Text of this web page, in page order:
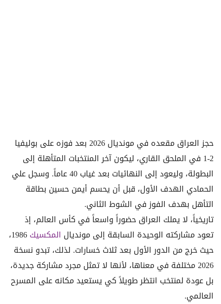
حجز العراق مقعده في مونديال 2026 بعد فوزه على بوليفيا
2-1 في الملحق القاري، ليكون آخر المنتخبات المتأهلة إلى
البطولة، وليعود إلى النهائيات بعد غياب 40 عاماً. وسجل علي
الحمادي الهدف الأول، قبل أن يحسم أيمن حسين بطاقة
التأهل بهدف الفوز في الشوط الثاني.
تاريخياً، لا يملك العراق حضوراً واسعاً في كأس العالم، إذ
تعود مشاركته الوحيدة السابقة إلى مونديال المكسيك
1986،
حيث خرج من الدور الأول بعد ثلاث خسارات. لذلك، تبدو نسخة
2026 مختلفة في معناها، لأنها لا تمثل مجرد مشاركة جديدة،
بل عودة لمنتخب انتظر طويلاً كي يستعيد مكانه على المسرح
العالمي.